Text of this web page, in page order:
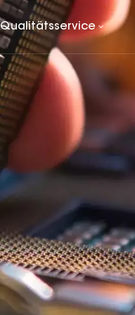
Qualitätsservice